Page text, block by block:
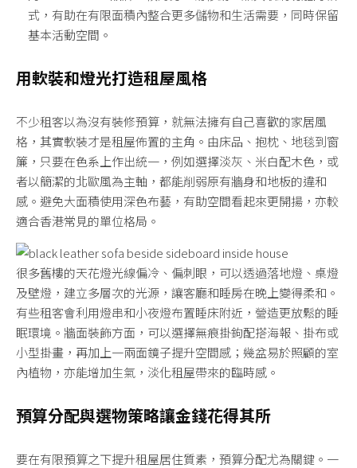
式，有助在有限面積內整合更多儲物和生活需要，同時保留
基本活動空間。
用軟裝和燈光打造租屋風格
不少租客以為沒有裝修預算，就無法擁有自己喜歡的家居風
格，其實軟裝才是租屋佈置的主角。由床品、抱枕、地毯到窗
簾，只要在色系上作出統一，例如選擇淡灰、米白配木色，或
者以簡潔的北歐風為主軸，都能削弱原有牆身和地板的違和
感。避免大面積使用深色布藝，有助空間看起來更開揚，亦較
適合香港常見的單位格局。
很多舊樓的天花燈光線偏冷、偏刺眼，可以透過落地燈、桌燈
及壁燈，建立多層次的光源，讓客廳和睡房在晚上變得柔和。
有些租客會利用燈串和小夜燈布置睡床附近，營造更放鬆的睡
眠環境。牆面裝飾方面，可以選擇無痕掛鉤配搭海報、掛布或
小型掛畫，再加上一兩面鏡子提升空間感；幾盆易於照顧的室
內植物，亦能增加生氣，淡化租屋帶來的臨時感。
預算分配與選物策略讓金錢花得其所
要在有限預算之下提升租屋居住質素，預算分配尤為關鍵。一